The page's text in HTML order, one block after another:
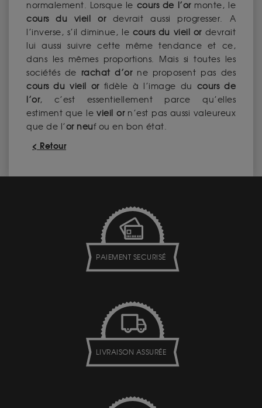
normalement. Lorsque le cours de l’ormonte, le
cours du vieil ordevrait aussi progresser. A
l’inverse, s’il diminue, le cours du vieil ordevrait
lui aussi suivre cette même tendance et ce,
dans les mêmes proportions. Mais si toutes les
sociétés de rachat d’orne proposent pas des
cours du vieil orfidèle à l’image du cours de
l’or, c’est essentiellement parce qu’elles
estiment que levieil orn’est pas aussi valeureux
que de l’or neuf ou en bon état.
< Retour
PAIEMENT SECURISÉ
LIVRAISON ASSURÉE